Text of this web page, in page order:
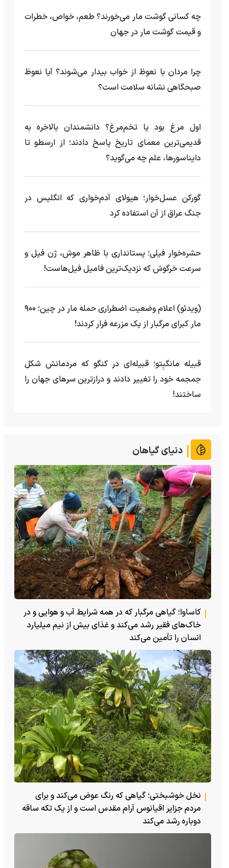
چه کسانی گوشت مار می‌خورند؟ طعم، خواص، خطرات
و قیمت گوشت مار در جهان
چرا مردان با نعوظ از خواب بیدار می‌شوند؟ آیا نعوظ
صبحگاهی نشانه سلامت است؟
اول مرغ بود یا تخم‌مرغ؟ دانشمندان بالاخره به
قدیمی‌ترین معمای تاریخ پاسخ دادند؛ از ارسطو تا
دایناسورها، علم چه می‌گوید؟
گورکن عسل‌خوار؛ هیولای آدم‌خواری که انگلیس در
جنگ عراق از آن استفاده کرد
حشره‌خوار فیلی؛ پستانداری با ظاهر موش، ژن فیل و
سرعت خرگوش که نزدیک‌ترین فامیل فیل‌هاست!
(ویدئو) اعلام وضعیت اضطراری حمله مار‌ در چین؛ ۹۰۰
مار کبرای مرگبار از یک مزرعه‌ فرار کردند!
قبیله مانگبِتو؛ قبیله‌ای در کنگو که مردمانش شکل
جمجمه خود را تغییر دادند و درازترین سرهای جهان را
ساختند!
دنیای گیاهان
کاساوا؛ گیاهی مرگبار که در همه شرایط آب و هوایی و در
خاک‌های فقیر رشد می‌کند و غذای بیش از نیم میلیارد
انسان را تأمین می‌کند
نخل خوشبختی؛ گیاهی که رنگ عوض می‌کند و برای
مردم جزایر اقیانوس آرام مقدس است و از یک تکه ساقه
دوباره رشد می‌کند